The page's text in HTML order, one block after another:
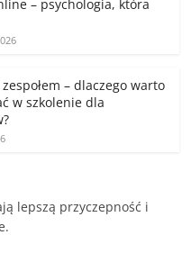
– psychologia, która
– dlaczego warto
w szkolenie dla
lepszą przyczepność i